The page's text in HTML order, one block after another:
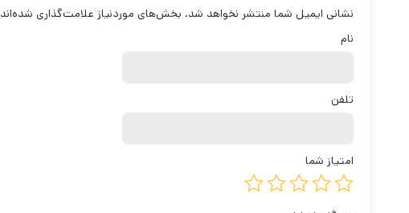
نشانی ایمیل شما منتشر نخواهد شد. بخش‌های موردنیاز علامت‌گذاری شده‌اند
نام
تلفن
امتیاز شما